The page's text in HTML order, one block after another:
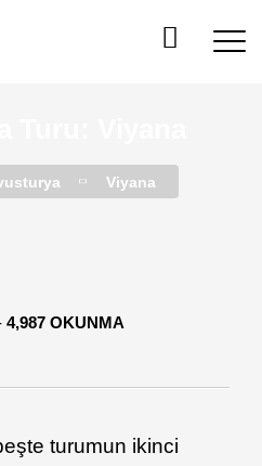
Viyana
4,987 OKUNMA
turumun ikinci